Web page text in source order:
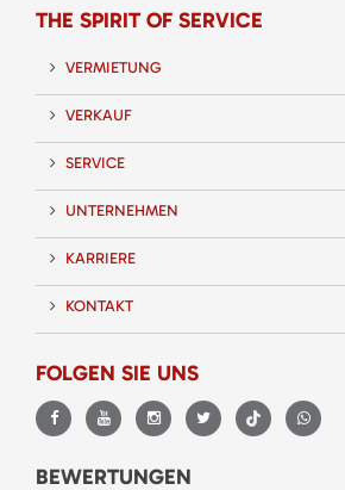
THE SPIRIT OF SERVICE
VERMIETUNG
VERKAUF
SERVICE
UNTERNEHMEN
KARRIERE
KONTAKT
FOLGEN SIE UNS
BEWERTUNGEN